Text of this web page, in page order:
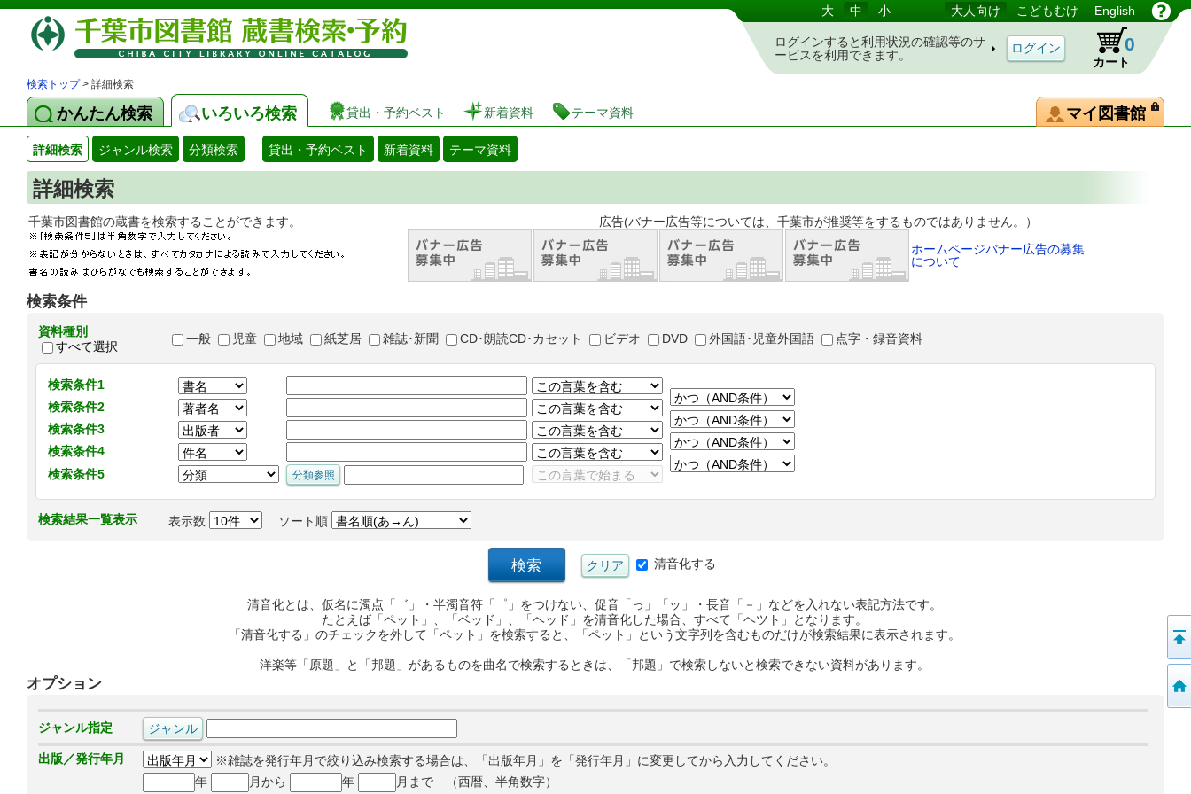
図書館 蔵書検索・予約システム 大 中 小 大人向け こどもむけ English
ログインすると利用状況の確認等のサ
ービスを利用できます。
カート
0
検索トップ> 詳細検索
かんたん検索 いろいろ検索 貸出・予約ベスト 新着資料 テーマ資料 マイ図書館
詳細検索 ジャンル検索 分類検索 貸出・予約ベスト 新着資料 テーマ資料
詳細検索
千葉市図書館の蔵書を検索することができます。 広告(バナー広告等については、千葉市が推奨等をするものではありません。）
ホームページバナー広告の募集
について
検索条件
資料種別
すべて選択
一般 児童 地域 紙芝居 雑誌･新聞 CD･朗読CD･カセット ビデオ DVD 外国語･児童外国語 点字・録音資料
検索条件1
検索条件2
検索条件3
検索条件4
検索条件5
検索結果一覧表示 表示数 ソート順
清音化する
清音化とは、仮名に濁点「゛」・半濁音符「゜」をつけない、促音「っ」「ッ」・長音「－」などを入れない表記方法です。
たとえば「ペット」、「ベッド」、「ヘッド」を清音化した場合、すべて「ヘツト」となります。
「清音化する」のチェックを外して「ペット」を検索すると、「ペット」という文字列を含むものだけが検索結果に表示されます。
洋楽等「原題」と「邦題」があるものを曲名で検索するときは、「邦題」で検索しないと検索できない資料があります。
オプション
ジャンル指定
出版／発行年月
※雑誌を発行年月で絞り込み検索する場合は、「出版年月」を「発行年月」に変更してから入力してください。
年
月から 年 月まで （西暦、半角数字）